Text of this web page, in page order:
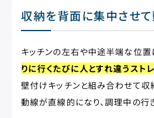
収納を背面に集中させ
キッチンの左右や中途半端な位置
りに行くたびに人とすれ違うスト
壁付けキッチンと組み合わせて収
動線が直線的になり、調理中の行